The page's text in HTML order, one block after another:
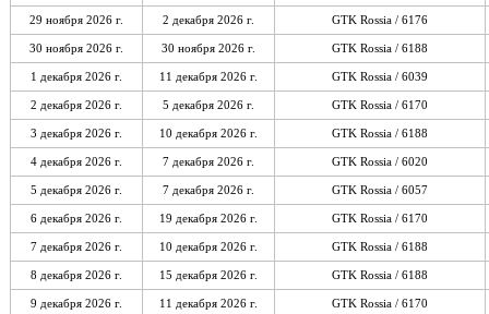
29 ноября 2026 г. 2 декабря 2026 г. GTK Rossia / 6176
30 ноября 2026 г. 30 ноября 2026 г. GTK Rossia / 6188
1 декабря 2026 г. 11 декабря 2026 г. GTK Rossia / 6039
2 декабря 2026 г. 5 декабря 2026 г. GTK Rossia / 6170
3 декабря 2026 г. 10 декабря 2026 г. GTK Rossia / 6188
4 декабря 2026 г. 7 декабря 2026 г. GTK Rossia / 6020
5 декабря 2026 г. 7 декабря 2026 г. GTK Rossia / 6057
6 декабря 2026 г. 19 декабря 2026 г. GTK Rossia / 6170
7 декабря 2026 г. 10 декабря 2026 г. GTK Rossia / 6188
8 декабря 2026 г. 15 декабря 2026 г. GTK Rossia / 6188
9 декабря 2026 г. 11 декабря 2026 г. GTK Rossia / 6170